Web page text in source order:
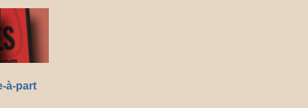
à-part